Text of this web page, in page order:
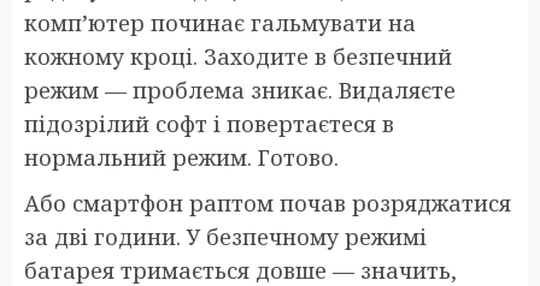
комп’ютер починає гальмувати на
кожному кроці. Заходите в безпечний
режим — проблема зникає. Видаляєте
підозрілий софт і повертаєтеся в
нормальний режим. Готово.
Або смартфон раптом почав розряджатися
за дві години. У безпечному режимі
батарея тримається довше — значить,